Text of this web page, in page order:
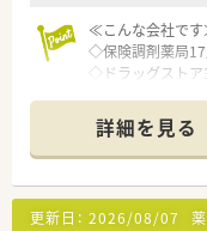
≪こんな会社で
◇保険調剤薬局
◇ドラッグスト
型の店舗を目指し
詳細を見る
更新日： 2026/08/07